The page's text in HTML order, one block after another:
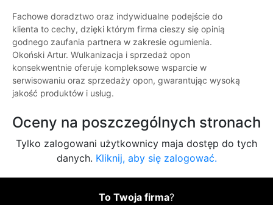
Fachowe doradztwo oraz indywidualne podejście do
klienta to cechy, dzięki którym firma cieszy się opinią
godnego zaufania partnera w zakresie ogumienia.
Okoński Artur. Wulkanizacja i sprzedaż opon
konsekwentnie oferuje kompleksowe wsparcie w
serwisowaniu oraz sprzedaży opon, gwarantując wysoką
jakość produktów i usług.
Oceny na poszczególnych stronach
Tylko zalogowani użytkownicy maja dostęp do tych
danych. Kliknij, aby się zalogować.
To Twoja firma?